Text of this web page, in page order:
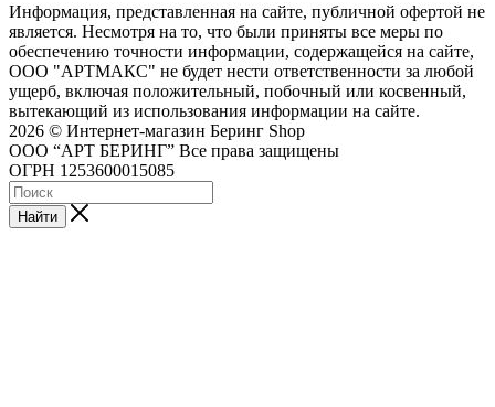
Информация, представленная на сайте, публичной офертой не
является. Несмотря на то, что были приняты все меры по
обеспечению точности информации, содержащейся на сайте,
ООО "АРТМАКС" не будет нести ответственности за любой
ущерб, включая положительный, побочный или косвенный,
вытекающий из использования информации на сайте.
2026 © Интернет-магазин Беринг Shop
ООО “АРТ БЕРИНГ” Все права защищены
ОГРН 1253600015085
Найти